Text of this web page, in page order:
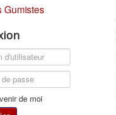
Gumistes
de moi